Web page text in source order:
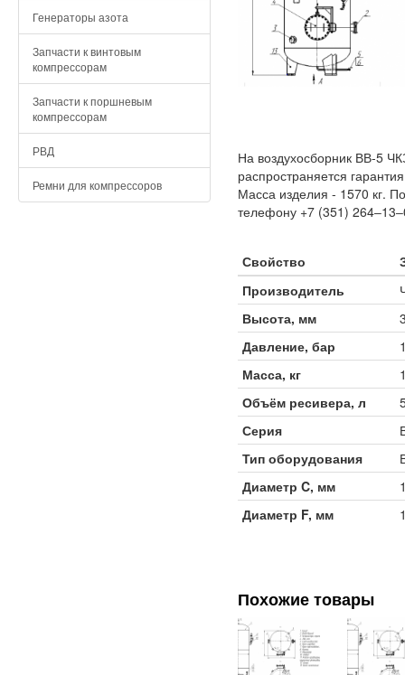
Генераторы азота
Запчасти к винтовым
компрессорам
Запчасти к поршневым
компрессорам
РВД
Ремни для компрессоров
На воздухосборник ВВ-5
распространяется
Масса изделия - 1570 кг.
телефону +7 (351)
Свойство
Производитель
Высота, мм
Давление, бар
Масса, кг
Объём ресивера, л
Серия
Тип оборудования
Диаметр C, мм
Диаметр F, мм
Похожие товары